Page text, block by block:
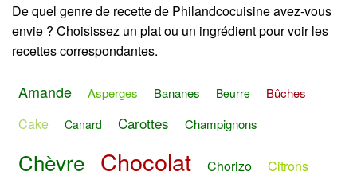
De quel genre de recette de Philandcocuisine avez-vous
envie ? Choisissez un plat ou un ingrédient pour voir les
recettes correspondantes.
Amande Asperges Bananes Beurre Bûches
Cake Canard Carottes Champignons
Chèvre Chocolat Chorizo Citrons